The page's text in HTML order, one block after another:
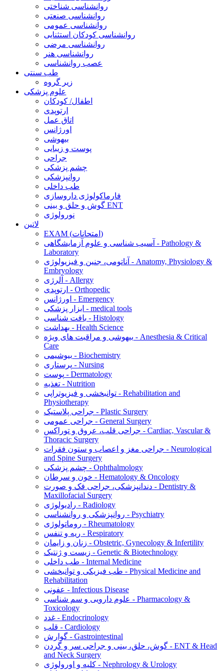
روانشناسی شناختی
روانشناسی صنعتی
روانشناسی عمومی
روانشناسی کودکان استثنایی
روانشناسی مرضی
روانشناسی هنر
عصب روانشناسی
طب سنتی
زیر گروه
علوم پزشکی
اطفال/ کودکان
ارتوپدی
اتاق عمل
اورژانس
بیهوشی
پوست و زیبایی
جراحی
چشم پزشکی
روانپزشکی
طب داخلی
فارماکولوژی داروسازی
گوش و حلق و بینی ENT
نورولوژی
لاتین
EXAM (امتحانات)
آسیب شناسی و علوم آزمایشگاهی - Pathology &
Laboratory
آناتومی، جنین و فیزیولوژی - Anatomy, Physiology &
Embryology
آلرژی - Allergy
ارتوپدی - Orthopedic
اورژانس - Emergency
ابزار پزشکی - medical tools
بافت شناسی - Histology
بهداشت - Health Science
بیهوشی و مراقبت های ویژه - Anesthesia & Critical
Care
بیوشیمی - Biochemistry
پرستاری - Nursing
پوست - Dermatology
تغذیه - Nutrition
توانبخشی و فیزیوتراپی - Rehabilitation and
Physiotherapy
جراحی پلاستیک - Plastic Surgery
جراحی عمومی - General Surgery
جراحی قلب، عروق و توراکس - Cardiac, Vascular &
Thoracic Surgery
جراحی مغز و اعصاب و ستون فقرات - Neurological
and Spine Surgery
چشم پزشکی - Ophthalmology
خون و سرطان - Hematology & Oncology
دندانپزشکی، جراحی فک و صورت - Dentistry &
Maxillofacial Surgery
رادیولوژی - Radiology
روانپزشکی و روانشناسی - Psychiatry
روماتولوژی - Rheumatology
ریه و تنفس - Respiratory
زنان و زایمان - Obstetric, Gynecology & Infertility
زیست و ژنتیک - Genetic & Biotechnology
طب داخلی - Internal Medicine
طب فیزیکی و توانبخشی - Physical Medicine and
Rehabilitation
عفونی - Infectious Disease
علوم دارویی و سم شناسی - Pharmacology &
Toxicology
غدد - Endocrinology
قلب - Cardiology
گوارش - Gastrointestinal
گوش، حلق، بینی و جراحی سر و گردن - ENT & Head
and Neck Surgery
کلیه و اورولوژی - Nephrology & Urology